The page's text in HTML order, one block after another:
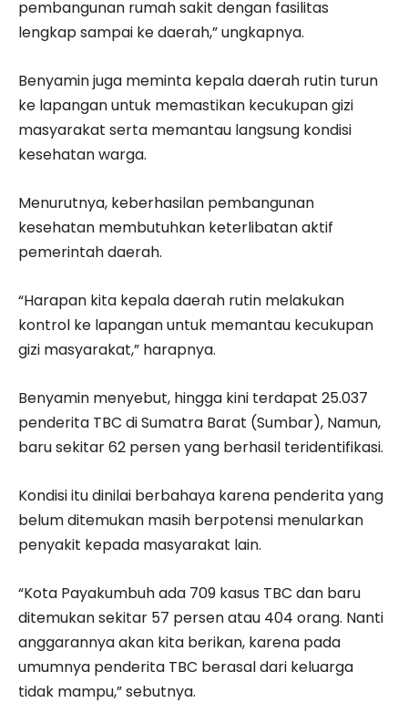
pembangunan rumah sakit dengan fasilitas
lengkap sampai ke daerah,” ungkapnya.
Benyamin juga meminta kepala daerah rutin turun
ke lapangan untuk memastikan kecukupan gizi
masyarakat serta memantau langsung kondisi
kesehatan warga.
Menurutnya, keberhasilan pembangunan
kesehatan membutuhkan keterlibatan aktif
pemerintah daerah.
“Harapan kita kepala daerah rutin melakukan
kontrol ke lapangan untuk memantau kecukupan
gizi masyarakat,” harapnya.
Benyamin menyebut, hingga kini terdapat 25.037
penderita TBC di Sumatra Barat (Sumbar), Namun,
baru sekitar 62 persen yang berhasil teridentifikasi.
Kondisi itu dinilai berbahaya karena penderita yang
belum ditemukan masih berpotensi menularkan
penyakit kepada masyarakat lain.
“Kota Payakumbuh ada 709 kasus TBC dan baru
ditemukan sekitar 57 persen atau 404 orang. Nanti
anggarannya akan kita berikan, karena pada
umumnya penderita TBC berasal dari keluarga
tidak mampu,” sebutnya.